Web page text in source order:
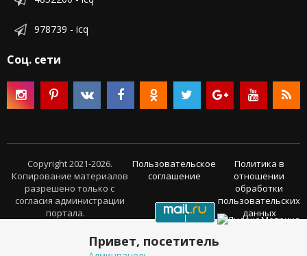
978739 - icq
Соц. сети
Copyright 2021-2026.
Копирование материалов
разрешено только с
согласия администрации
портала.
Пользовательское
соглашение
Политика в
отношении
обработки
пользовательских
данных
Привет, посетитель